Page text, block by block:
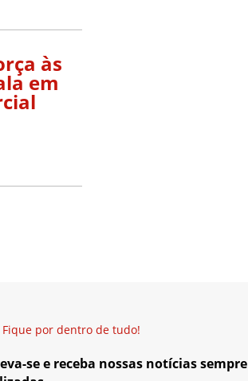
às
em
Fique por dentro de tudo!
se e receba nossas notícias sempre